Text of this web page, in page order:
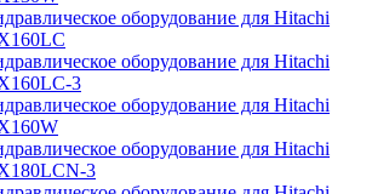
оборудование для Hitachi
оборудование для Hitachi
3
оборудование для Hitachi
оборудование для Hitachi
3